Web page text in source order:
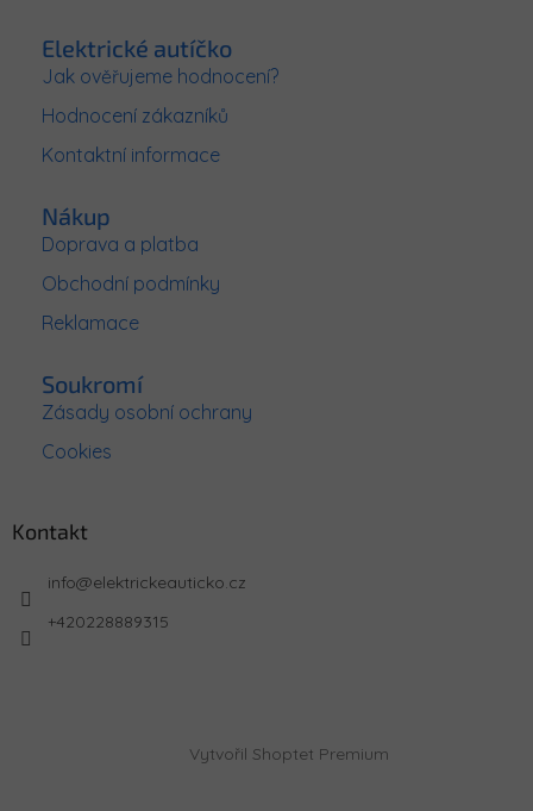
Elektrické autíčko
Jak ověřujeme hodnocení?
Hodnocení zákazníků
Kontaktní informace
Nákup
Doprava a platba
Obchodní podmínky
Reklamace
Soukromí
Zásady osobní ochrany
Cookies
Kontakt
info@elektrickeauticko.cz
+420228889315
Vytvořil Shoptet Premium